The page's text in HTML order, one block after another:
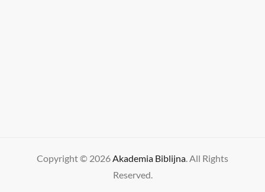
Copyright © 2026Akademia Biblijna. All Rights
Reserved.